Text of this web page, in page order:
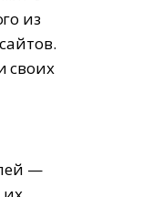
из
своих
—